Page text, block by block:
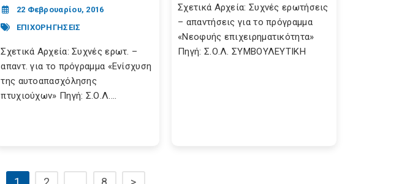
22 Φεβρουαρίου, 2016
ΕΠΙΧΟΡΗΓΗΣΕΙΣ
Σχετικά Αρχεία: Συχνές ερωτ. –
απαντ. για το πρόγραμμα «Ενίσχυση
της αυτοαπασχόλησης
πτυχιούχων» Πηγή: Σ.Ο.Λ....
Σχετικά Αρχεία: Συχνές ερωτήσεις
– απαντήσεις για το πρόγραμμα
«Νεοφυής επιχειρηματικότητα»
Πηγή: Σ.Ο.Λ. ΣΥΜΒΟΥΛΕΥΤΙΚΗ